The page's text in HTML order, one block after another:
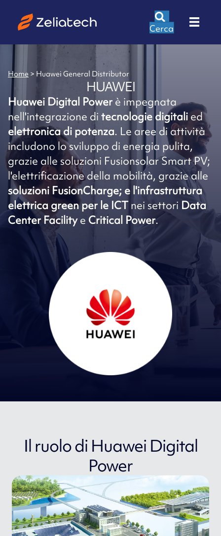
Cerca
Home > Huawei General Distributor
HUAWEI
Huawei Digital Power è impegnata
nell'integrazione di tecnologie digitali ed
elettronica di potenza. Le aree di attività
includono lo sviluppo di energia pulita,
grazie alle soluzioni Fusionsolar Smart PV;
l'elettrificazione della mobilità, grazie alle
soluzioni FusionCharge; e l'infrastruttura
elettrica green per le ICTnei settori Data
Center Facilitye Critical Power.
Il ruolo di Huawei Digital
Power